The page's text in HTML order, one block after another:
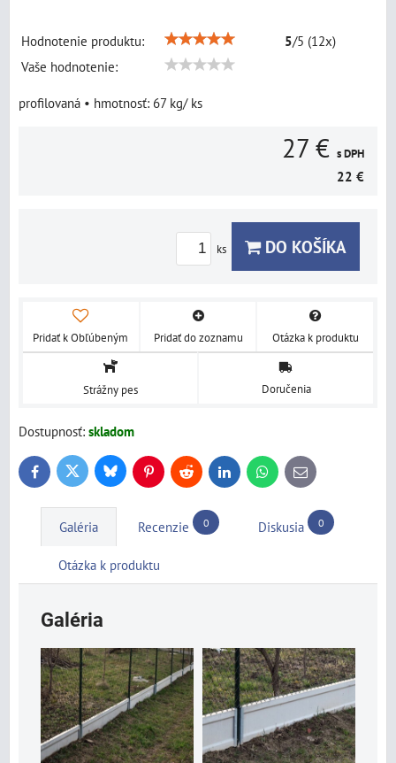
Hodnotenie produktu: 5/5 (12x)
Vaše hodnotenie:
profilovaná • hmotnosť: 67 kg/ ks
27 € s DPH
22 €
ks DO KOŠÍKA
Pridať k Obľúbeným Pridať do zoznamu Otázka k produktu
Strážny pes Doručenia
Dostupnosť: skladom
FacebookTwitter BlueskyPinterestReddit LinkedInWhatsApp
E-
mail
Galéria Recenzie 0 Diskusia 0
Otázka k produktu
Galéria